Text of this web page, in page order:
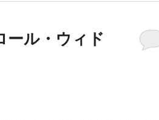
ル・ウィド